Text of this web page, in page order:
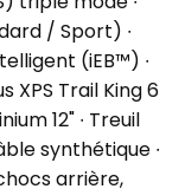
/ Sport) ∙
(iEB™) ∙
XPS Trail King 6
12" ∙ Treuil
synthétique ∙
arrière,